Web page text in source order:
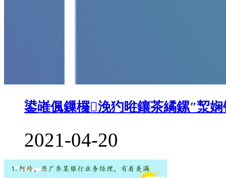
鍙嶉偑鏁欏浼犳暀鑲茶繘鏍″洯
2021-04-20